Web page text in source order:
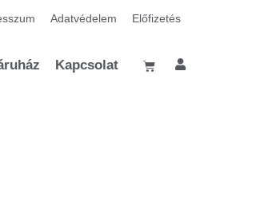
Adatvédelem Előfizetés
Kapcsolat